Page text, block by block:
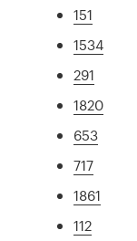
151
1534
291
1820
653
717
1861
112